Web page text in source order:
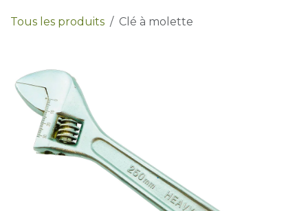
Tous les produits Clé à molette